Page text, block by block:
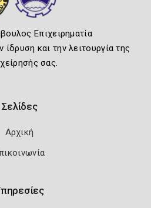
Επιχειρηματία
και την λειτουργία της
σας.
Σελίδες
Αρχική